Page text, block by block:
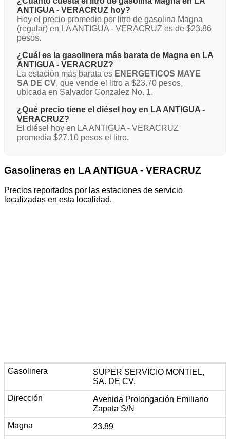
ANTIGUA - VERACRUZ hoy?
Hoy el precio promedio por litro de gasolina Magna
(regular) en LA ANTIGUA - VERACRUZ es de $23.86
pesos.
¿Cuál es la gasolinera más barata de Magna en LA
ANTIGUA - VERACRUZ?
La estación más barata es ENERGETICOS MAYE
SA DE CV, que vende el litro a $23.70 pesos,
ubicada en Salvador Gonzalez No. 1.
¿Qué precio tiene el diésel hoy en LA ANTIGUA -
VERACRUZ?
El diésel hoy en LA ANTIGUA - VERACRUZ
promedia $27.10 pesos el litro.
Gasolineras en LA ANTIGUA - VERACRUZ
Precios reportados por las estaciones de servicio
localizadas en esta localidad.
SUPER SERVICIO MONTIEL,
SA. DE CV.
Avenida Prolongación Emiliano
Zapata S/N
23.89